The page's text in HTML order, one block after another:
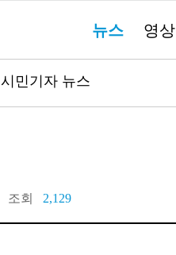
스
로
가
뉴스 영상
시민기자 뉴스
조회 2,129